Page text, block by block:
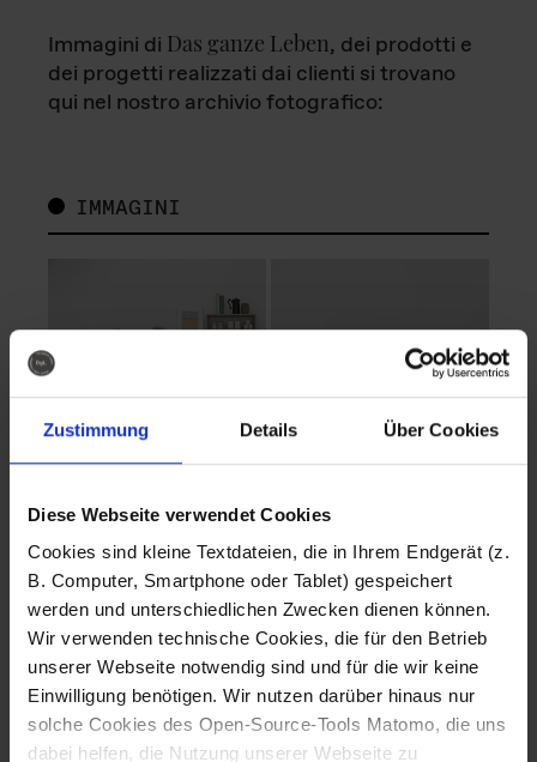
Zustimmung Details Über Cookies
Diese Webseite verwendet Cookies
Cookies sind kleine Textdateien, die in Ihrem Endgerät (z.
B. Computer, Smartphone oder Tablet) gespeichert
werden und unterschiedlichen Zwecken dienen können.
Wir verwenden technische Cookies, die für den Betrieb
unserer Webseite notwendig sind und für die wir keine
Einwilligung benötigen. Wir nutzen darüber hinaus nur
solche Cookies des Open-Source-Tools Matomo, die uns
dabei helfen, die Nutzung unserer Webseite zu
Immagini di Das ganze Leben, dei prodotti e
dei progetti realizzati dai clienti si trovano
qui nel nostro archivio fotografico:
IMMAGINI
Fotografo: Lorenz
Sternbach
Download
Fotografo: Lorenz
Sternbach
Download